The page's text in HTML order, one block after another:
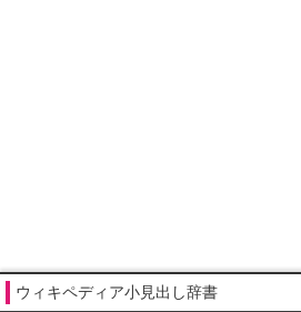
ウィキペディア小見出し辞書